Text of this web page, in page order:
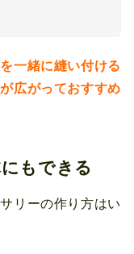
一緒に縫い付ける
広がっておすすめ
もできる
リーの作り方はい